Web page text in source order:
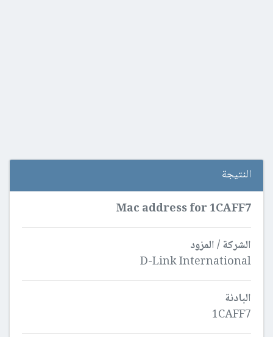
النتيجة
Mac address for 1CAFF7
الشركة / المزود
D-Link International
البادئة
1CAFF7